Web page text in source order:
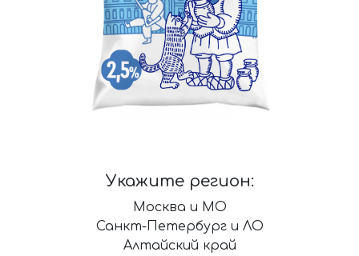
Укажите регион:
Москва и МО
Санкт-Петербург и ЛО
Алтайский край